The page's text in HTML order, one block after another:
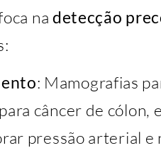
na detecção
: Mamografias
câncer de cólon,
pressão arterial e